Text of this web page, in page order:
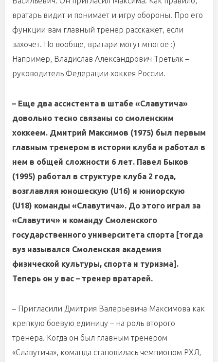
вратарь видит и понимает и игру обороны. Про его
функции вам главный тренер расскажет, если
захочет. Но вообще, вратари могут многое :)
Например, Владислав Александрович Третьяк –
руководитель Федерации хоккея России.
– Еще два ассистента в штабе «Славутича»
довольно тесно связаны со смоленским
хоккеем. Дмитрий Максимов (1975) был первым
главным тренером в истории клуба и работал в
нем в общей сложности 6 лет. Павел Быков
(1995) работал в структуре клуба 2 года,
возглавляя юношескую (U16) и юниорскую
(U18) команды «Славутича». До этого играл за
«Славутич» и команду Смоленского
государственного университета спорта [тогда
вуз назывался Смоленская академия
физической культуры, спорта и туризма].
Теперь он у вас – тренер вратарей.
– Пригласили Дмитрия Валерьевича Максимова как
крепкую боевую единицу – на роль второго
тренера. Когда он был главным тренером
«Славутича», команда становилась чемпионом РХЛ,